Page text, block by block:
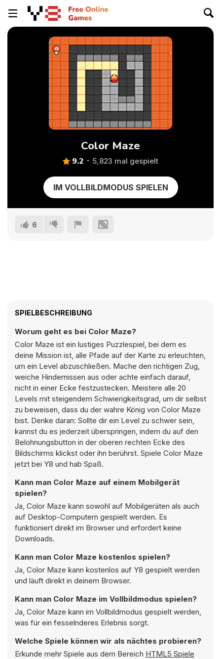
Color Maze
9.2 5,823 mal gespielt
IM VOLLBILDMODUS SPIELEN
6
SPIELBESCHREIBUNG
Worum geht es bei Color Maze?
Color Maze ist ein lustiges Puzzlespiel, bei dem es
deine Mission ist, alle Pfade auf der Karte zu erleuchten,
um ein Level abzuschließen. Mache den richtigen Zug,
weiche Hindernissen aus oder achte einfach darauf,
nicht in einer Ecke festzustecken. Meistere alle 20
Levels mit steigendem Schwierigkeitsgrad, um dir selbst
zu beweisen, dass du der wahre König von Color Maze
bist. Denke daran: Sollte dir ein Level zu schwer sein,
kannst du es jederzeit überspringen, indem du auf den
Belohnungsbutton in der oberen rechten Ecke des
Bildschirms klickst oder ihn berührst. Spiele Color Maze
jetzt bei Y8 und hab Spaß.
Kann man Color Maze auf einem Mobilgerät
spielen?
Ja, Color Maze kann sowohl auf Mobilgeräten als auch
auf Desktop-Computern gespielt werden. Es
funktioniert direkt im Browser und erfordert keine
Downloads.
Kann man Color Maze kostenlos spielen?
Ja, Color Maze kann kostenlos auf Y8 gespielt werden
und läuft direkt in deinem Browser.
Kann man Color Maze im Vollbildmodus spielen?
Ja, Color Maze kann im Vollbildmodus gespielt werden,
was für ein fesselnderes Erlebnis sorgt.
Welche Spiele können wir als nächtes probieren?
Erkunde mehr Spiele aus dem Bereich HTML5 Spiele